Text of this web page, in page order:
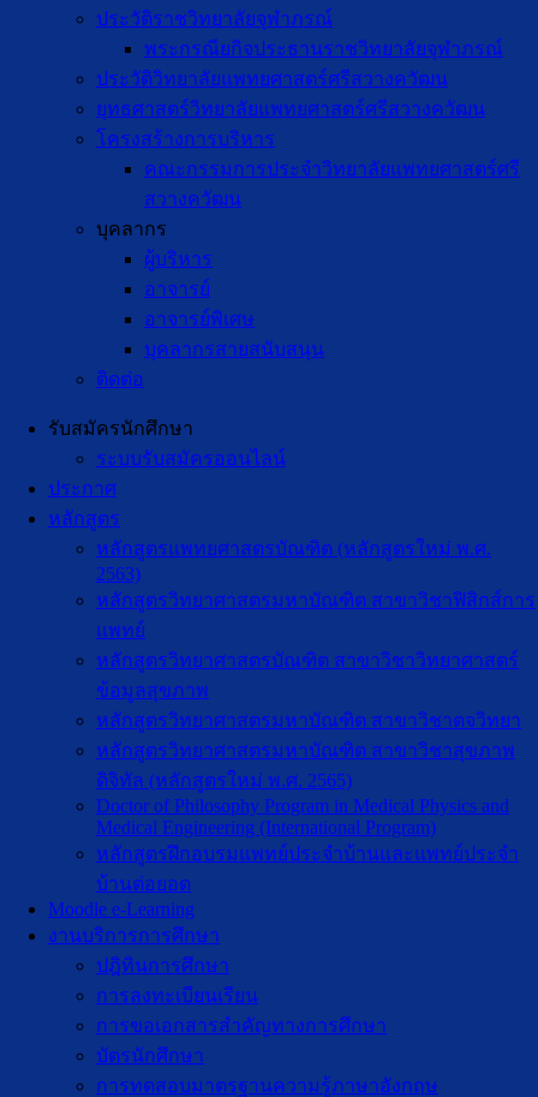
ประวัติราชวิทยาลัยจุฬาภรณ์
พระกรณียกิจประธานราชวิทยาลัยจุฬาภรณ์
ประวัติวิทยาลัยแพทยศาสตร์ศรีสวางควัฒน
ยุทธศาสตร์วิทยาลัยแพทยศาสตร์ศรีสวางควัฒน
โครงสร้างการบริหาร
คณะกรรมการประจำวิทยาลัยแพทยศาสตร์ศรี
สวางควัฒน
บุคลากร
ผู้บริหาร
อาจารย์
อาจารย์พิเศษ
บุคลากรสายสนับสนุน
ติดต่อ
รับสมัครนักศึกษา
ระบบรับสมัครออนไลน์
ประกาศ
หลักสูตร
หลักสูตรแพทยศาสตรบัณฑิต (หลักสูตรใหม่ พ.ศ.
2563)
หลักสูตรวิทยาศาสตรมหาบัณฑิต สาขาวิชาฟิสิกส์การ
แพทย์
หลักสูตรวิทยาศาสตรบัณฑิต สาขาวิชาวิทยาศาสตร์
ข้อมูลสุขภาพ
หลักสูตรวิทยาศาสตรมหาบัณฑิต สาขาวิชาตจวิทยา
หลักสูตรวิทยาศาสตรมหาบัณฑิต สาขาวิชาสุขภาพ
ดิจิทัล (หลักสูตรใหม่ พ.ศ. 2565)
Doctor of Philosophy Program in Medical Physics and
Medical Engineering (International Program)
หลักสูตรฝึกอบรมแพทย์ประจำบ้านและแพทย์ประจำ
บ้านต่อยอด
Moodle e-Learning
งานบริการการศึกษา
ปฎิทินการศึกษา
การลงทะเบียนเรียน
การขอเอกสารสำคัญทางการศึกษา
บัตรนักศึกษา
การทดสอบมาตรฐานความรู้ภาษาอังกฤษ